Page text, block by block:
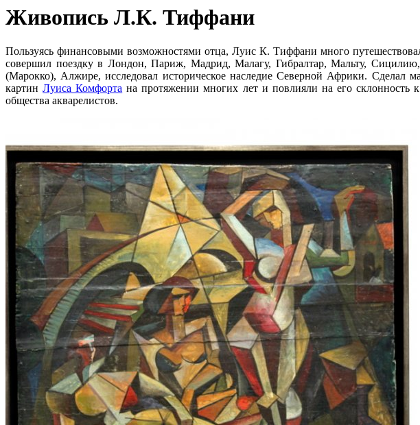
Живопись Л.К. Тиффани
Пользуясь финансовыми возможностями отца, Луис К. Тиффани много
совершил поездку в Лондон, Париж, Мадрид, Малагу, Гибралтар, Мальту,
(Марокко), Алжире, исследовал историческое наследие Северной Африки. Сделал
картинЛуиса Комфорта на протяжении многих лет и повлияли на его склонность
общества акварелистов.